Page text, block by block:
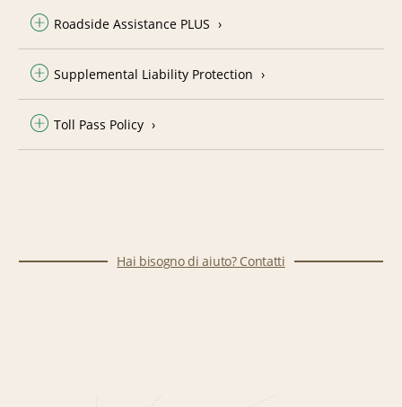
Roadside Assistance PLUS
Supplemental Liability Protection
Toll Pass Policy
Hai bisogno di aiuto? Contatti